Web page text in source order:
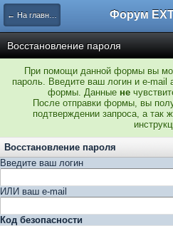
← На главную
Восстановление пароля
При помощи данной формы вы
пароль. Введите ваш логин и e-mail
формы. Данные не
После отправки формы, вы
подтверждении запроса, а так
Восстановление пароля
Введите ваш логин
ИЛИ ваш e-mail
Код безопасности